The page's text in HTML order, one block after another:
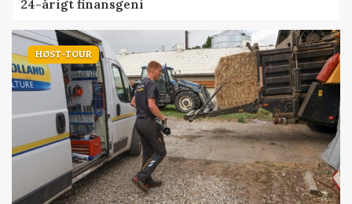
24-årigt finansgeni
HØST-TOUR